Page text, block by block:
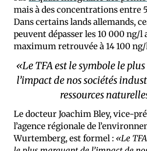
mais à des concentrations entre
Dans certains lands allemands,
peuvent dépasser les 10 000 ng/l
maximum retrouvée à 14 100
«Le TFA est le symbole le
l’impact de nos sociétés
ressources
Le docteur Joachim Bley, vice-
l’agence régionale de
Wurtemberg, est formel : «Le